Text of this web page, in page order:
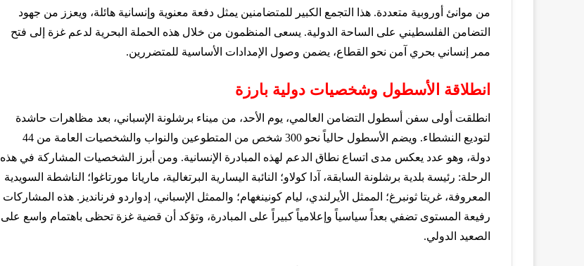
من موانئ أوروبية متعددة. هذا التجمع الكبير للمتضامنين يمثل دفعة معنوية وإنسانية هائلة، ويعزز من جهود
التضامن الفلسطيني على الساحة الدولية. يسعى المنظمون من خلال هذه الحملة البحرية لدعم غزة إلى فتح
ممر إنساني بحري آمن نحو القطاع، يضمن وصول الإمدادات الأساسية للمتضررين.
انطلاقة الأسطول وشخصيات دولية بارزة
انطلقت أولى سفن أسطول التضامن العالمي، يوم الأحد، من ميناء برشلونة الإسباني، بعد مظاهرات حاشدة
لتوديع النشطاء. ويضم الأسطول حالياً نحو 300 شخص من المتطوعين والنواب والشخصيات العامة من 44
دولة، وهو عدد يعكس مدى اتساع نطاق الدعم لهذه المبادرة الإنسانية. ومن أبرز الشخصيات المشاركة في هذه
الرحلة: رئيسة بلدية برشلونة السابقة، آدا كولاو؛ النائبة اليسارية البرتغالية، ماريانا مورتاغوا؛ الناشطة السويدية
المعروفة، غريتا ثونبرغ؛ الممثل الأيرلندي، ليام كونينغهام؛ والممثل الإسباني، إدواردو فرنانديز. هذه المشاركات
رفيعة المستوى تضفي بعداً سياسياً وإعلامياً كبيراً على المبادرة، وتؤكد أن قضية غزة تحظى باهتمام واسع على
الصعيد الدولي.